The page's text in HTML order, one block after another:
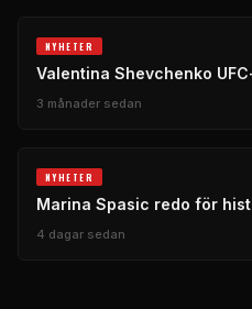
NYHETER
Valentina Shevchenko
3 månader sedan
NYHETER
Marina Spasic redo för
4 dagar sedan